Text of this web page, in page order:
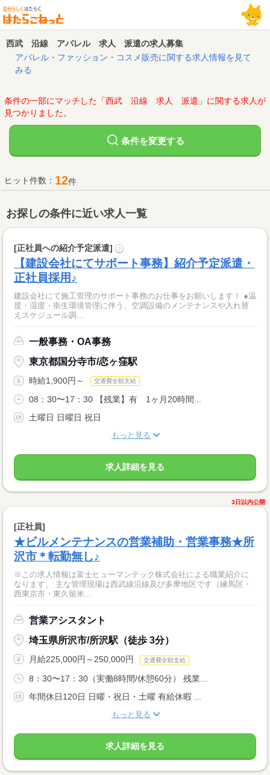
西武 沿線 アパレル 求人 派遣の求人募集
アパレル・ファッション・コスメ販売に関する求人情報を見て
みる
条件の一部にマッチした「西武 沿線 求人 派遣」に関する求人が
見つかりました。
条件を変更する
ヒット件数： 12件
お探しの条件に近い求人一覧
[正社員への紹介予定派遣] ?
【建設会社にてサポート事務】紹介予定派遣・
正社員採用♪
建設会社にて施工管理のサポート事務のお仕事をお願いします！ ●温
度・湿度・衛生環境管理に伴う、空調設備のメンテナンスや入れ替
えスケジュール調...
一般事務・OA事務
東京都国分寺市/恋ヶ窪駅
時給1,900円～ 交通費全額支給
08：30〜17：30 【残業】有 1ヶ月20時間...
土曜日 日曜日 祝日
もっと見る
求人詳細を見る
3日以内公開
[正社員]
★ビルメンテナンスの営業補助・営業事務★所
沢市＊転勤無し♪
※この求人情報は富士ヒューマンテック株式会社による職業紹介に
なります。 主な管理現場は西武線沿線及び多摩地区です（練馬区・
西東京市・東久留米...
営業アシスタント
埼玉県所沢市/所沢駅（徒歩 3分）
月給225,000円～250,000円 交通費全額支給
8：30〜17：30（実働8時間/休憩60分） 残業...
年間休日120日 日曜・祝日・土曜 有給休暇 ...
もっと見る
求人詳細を見る